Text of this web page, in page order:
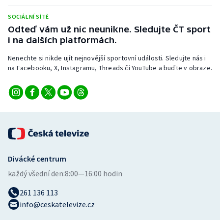
Stolní tenis
Triatlon
Veslování
Volejbal
SOCIÁLNÍ SÍTĚ
Odteď vám už nic neunikne. Sledujte ČT sport
i na dalších platformách.
Nenechte si nikde ujít nejnovější sportovní události. Sledujte nás i
na Facebooku, X, Instagramu, Threads či YouTube a buďte v obraze.
Divácké centrum
každý všední den:8:00—16:00 hodin
261 136 113
info@ceskatelevize.cz